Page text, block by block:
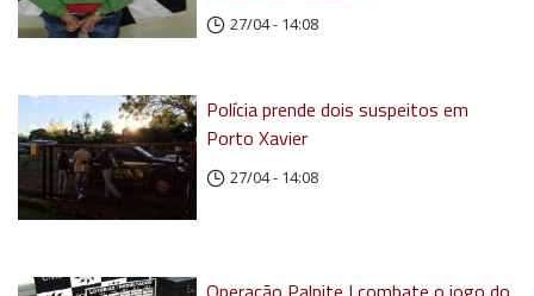
27/04 - 14:08
Polícia prende dois suspeitos em
Porto Xavier
27/04 - 14:08